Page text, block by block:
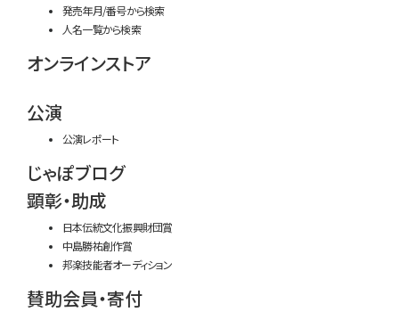
発売年月/番号から検索
人名一覧から検索
オンラインストア
公演
公演レポート
じゃぽブログ
顕彰・助成
日本伝統文化振興財団賞
中島勝祐創作賞
邦楽技能者オーディション
賛助会員・寄付